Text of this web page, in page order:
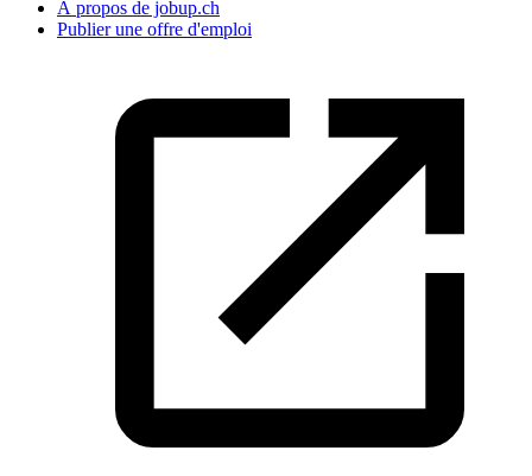
À propos de jobup.ch
Publier une offre d'emploi